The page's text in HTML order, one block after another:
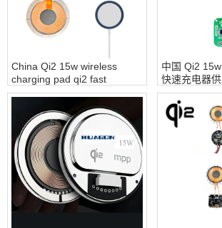
China Qi2 15w wireless
charging pad qi2 fast
charger supplier - COPY -
中国 Qi2
快速充电器